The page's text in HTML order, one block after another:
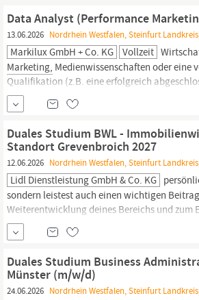
Franchisepartnern – voneinander lernen und
Skalierbares Geschäftsmodell mit klarer...
Data Analyst (Performance
13.06.2026 Nordrhein Westfalen, Steinfurt
Markilux GmbH + Co. KG Vollzeit
Marketing, Medienwissenschaften oder eine
Qualifikation (z.B. eine erfolgreich
kaufmännische Ausbildung im Bereich
/ E-Commerce mit entsprechenden
im Bereich Data Analytics, idealerweise an
PerformanceMarketing.
Duales Studium BWL -
Standort Grevenbroich 2027
12.06.2026 Nordrhein Westfalen, Steinfurt
Lidl Dienstleistung GmbH & Co. KG
sondern leistest auch einen wichtigen
Weiterentwicklung deines Bereichs und zum
Unternehmens. Konkret heißt das: Erlernen
betriebswirtschaftlichen und rechtlichen
Bewertung und Investment von Immobilien
Duales Studium Business
Münster (m/w/d)
24.06.2026 Nordrhein Westfalen, Steinfurt